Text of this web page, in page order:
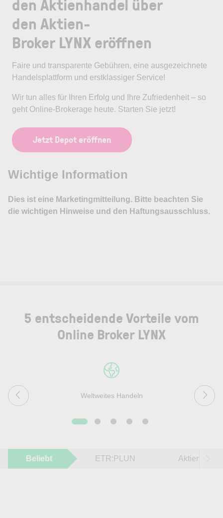
den Aktien-
Broker LYNX eröffnen
Faire und transparente Gebühren, eine ausgezeichnete
Handelsplattform und erstklassiger Service!
Wir tun alles für Ihren Erfolg und Ihre Zufriedenheit – so
geht Online-Brokerage heute. Starten Sie jetzt!
Jetzt Depot eröffnen
5 entscheidende Vorteile vom
Online Broker LYNX
Weltweites Handeln
Beliebt ETR:PLUN Aktien im